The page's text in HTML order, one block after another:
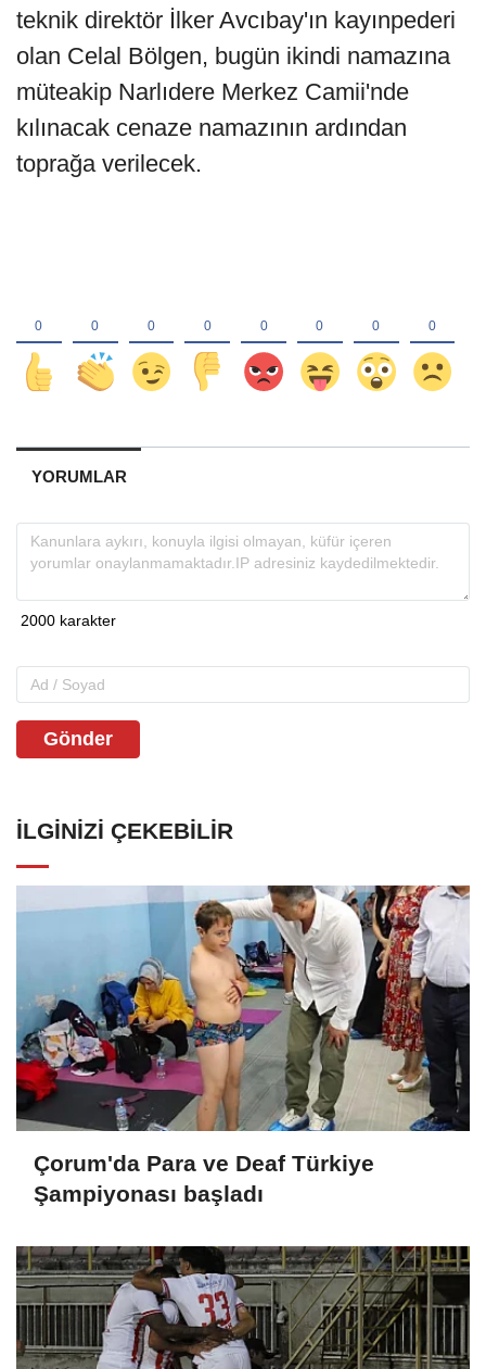
teknik direktör İlker Avcıbay'ın kayınpederi
olan Celal Bölgen, bugün ikindi namazına
müteakip Narlıdere Merkez Camii'nde
kılınacak cenaze namazının ardından
toprağa verilecek.
YORUMLAR
Gönder
İLGINIZI ÇEKEBILIR
Çorum'da Para ve Deaf Türkiye
Şampiyonası başladı